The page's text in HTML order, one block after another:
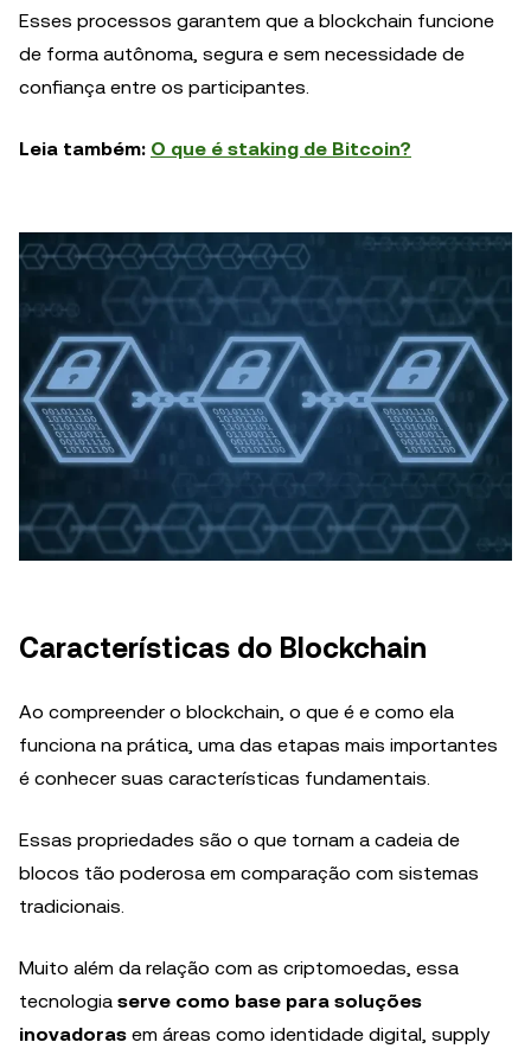
Esses processos garantem que a blockchain funcione
de forma autônoma, segura e sem necessidade de
confiança entre os participantes.
Leia também: O que é staking de Bitcoin?
Características do Blockchain
Ao compreender o blockchain, o que é e como ela
funciona na prática, uma das etapas mais importantes
é conhecer suas características fundamentais.
Essas propriedades são o que tornam a cadeia de
blocos tão poderosa em comparação com sistemas
tradicionais.
Muito além da relação com as criptomoedas, essa
tecnologia serve como base para soluções
inovadoras em áreas como identidade digital, supply